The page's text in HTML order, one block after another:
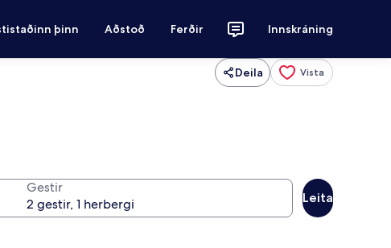
þinn Aðstoð Ferðir Innskráning
Deila Vista
Gestir
Leita